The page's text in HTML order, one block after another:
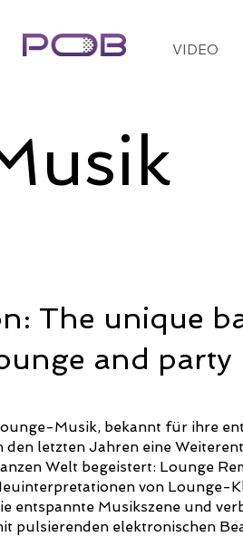
VIDEO
The unique
and party
Musik, bekannt für ihre
den letzten Jahren eine
Welt begeistert: Lounge
von Lounge-
entspannte Musikszene und
pulsierenden elektronischen